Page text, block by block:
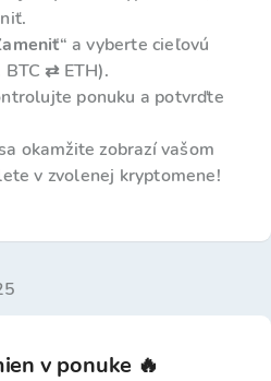
“ a vyberte cieľovú
⇄ ETH).
ponuku a potvrďte
okamžite zobrazí vašom
v zvolenej kryptomene!
v ponuke 🔥